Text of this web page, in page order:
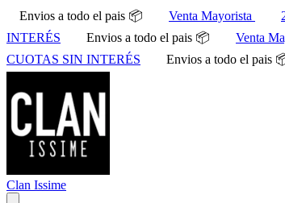
Envios a todo el pais 📦 Venta Mayorista
INTERÉS
Envios a todo el pais 📦 Venta
CUOTAS SIN INTERÉS
Envios a todo el pais
Clan Issime